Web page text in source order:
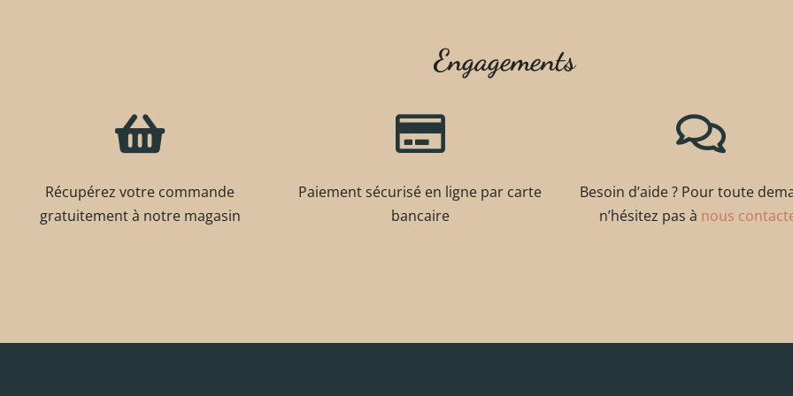
Engagements
Récupérez votre commande
gratuitement à notre magasin
Paiement sécurisé en ligne par carte
bancaire
Besoin d’aide ? Pour toute
n’hésitez pas à nous